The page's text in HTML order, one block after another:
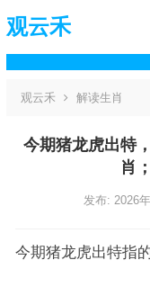
观云禾
观云禾 解读生肖
今期猪龙虎出特
肖
发布: 2026
今期猪龙虎出特指